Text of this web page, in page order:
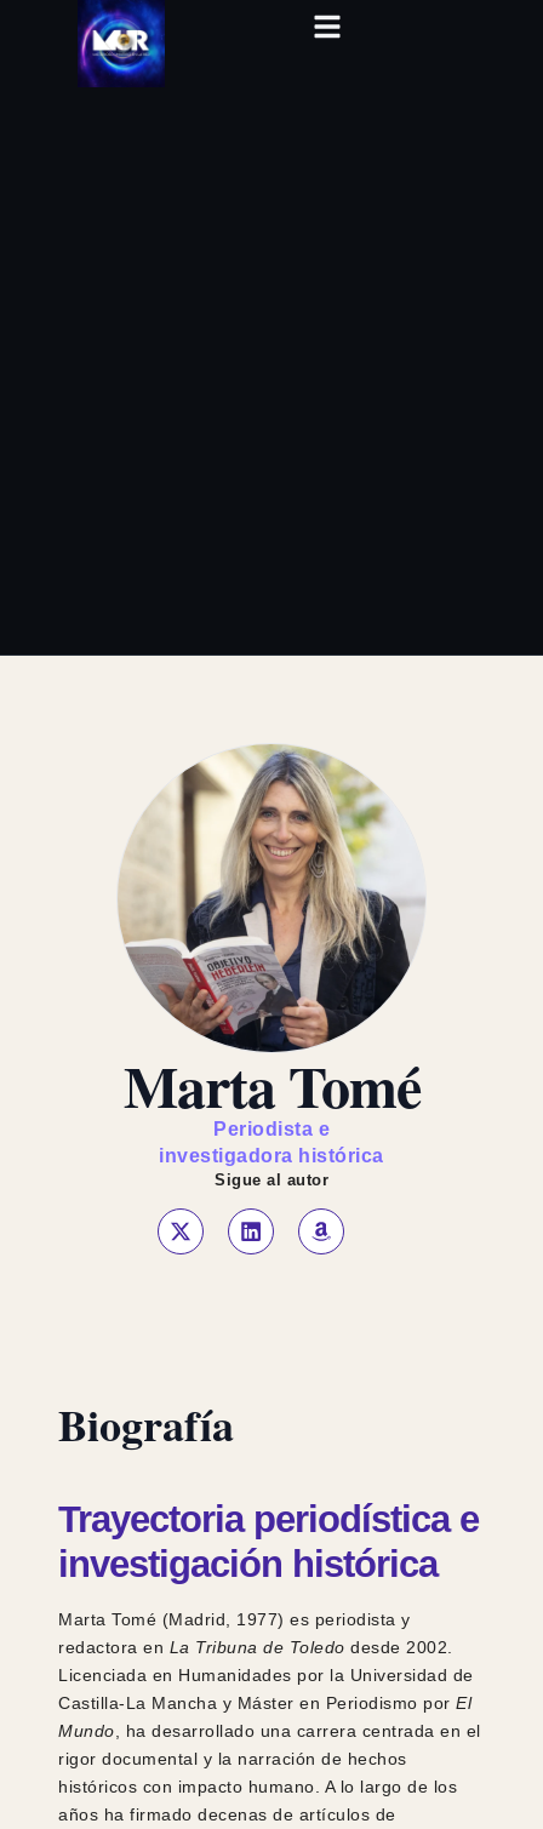
Marta Tomé
Periodista e
investigadora histórica
Sigue al autor
Biografía
Trayectoria periodística e
investigación histórica
Marta Tomé (Madrid, 1977) es periodista y
redactora en La Tribuna de Toledo desde 2002.
Licenciada en Humanidades por la Universidad de
Castilla-La Mancha y Máster en Periodismo por El
Mundo , ha desarrollado una carrera centrada en el
rigor documental y la narración de hechos
históricos con impacto humano. A lo largo de los
años ha firmado decenas de artículos de